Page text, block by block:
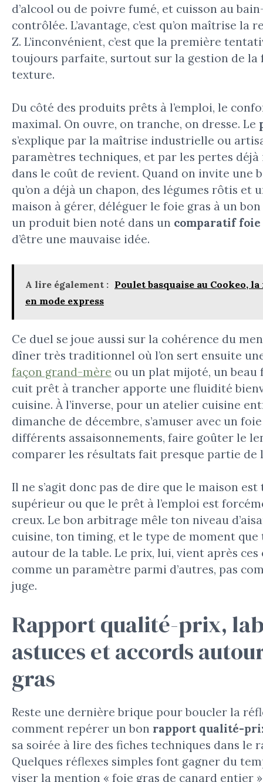
d’alcool ou de poivre fumé, et cuisson au
contrôlée. L’avantage, c’est qu’on maîtrise la
Z. L’inconvénient, c’est que la première
toujours parfaite, surtout sur la gestion de la
texture.
Du côté des produits prêts à l’emploi, le
maximal. On ouvre, on tranche, on dresse. Le
s’explique par la maîtrise industrielle ou
paramètres techniques, et par les pertes déjà
dans le coût de revient. Quand on invite une
qu’on a déjà un chapon, des légumes rôtis et
maison à gérer, déléguer le foie gras à un
un produit bien noté dans un comparatif foie
d’être une mauvaise idée.
A lire également : Poulet basquaise au Cookeo,
en mode express
Ce duel se joue aussi sur la cohérence du
dîner très traditionnel où l’on sert ensuite
façon grand-mère ou un plat mijoté, un beau
cuit prêt à trancher apporte une fluidité
cuisine. À l’inverse, pour un atelier cuisine
dimanche de décembre, s’amuser avec un
différents assaisonnements, faire goûter le
comparer les résultats fait presque partie de
Il ne s’agit donc pas de dire que le maison
supérieur ou que le prêt à l’emploi est
creux. Le bon arbitrage mêle ton niveau
cuisine, ton timing, et le type de moment que
autour de la table. Le prix, lui, vient après ces
comme un paramètre parmi d’autres, pas
juge.
Rapport qualité-prix,
astuces et accords
gras
Reste une dernière brique pour boucler la
comment repérer un bon rapport qualité-
sa soirée à lire des fiches techniques dans le
Quelques réflexes simples font gagner du
viser la mention « foie gras de canard entier